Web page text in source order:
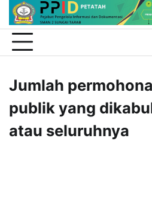
Skip
content
Jumlah
publik yang
atau seluruhnya